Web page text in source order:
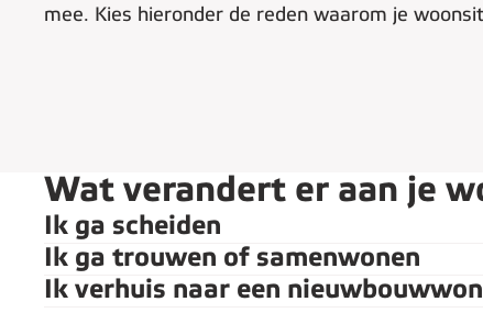
mee. Kies hieronder de reden waarom je
Wat verandert er aan je
Ik ga scheiden
Ik ga trouwen of samenwonen
Ik verhuis naar een